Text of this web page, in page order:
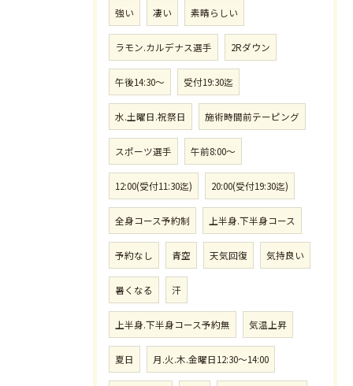
強い 凄い 素晴らしい
ラモン.カルデナス選手 2Rダウン
午後14:30〜 受付19:30迄
水.土曜日.祝祭日 施術時間前テーピング
スポーツ選手 午前8:00〜
12:00(受付11:30迄) 20:00(受付19:30迄)
全身コース予約制 上半身.下半身コース
予約なし 青空 天気回復 気持良い
暑くなる 汗
上半身.下半身コース予約無 気温上昇
夏日 月.火.木.金曜日12:30〜14:00